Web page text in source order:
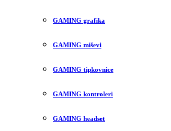
GAMING grafika
GAMING miševi
GAMING tipkovnice
GAMING kontroleri
GAMING headset